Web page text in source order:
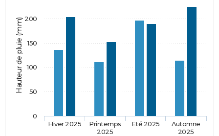
Hauteur de pluie (mm)
Hiver 2025
Printemps
2025
Eté 2025
Automne
2025
0
50
100
150
200